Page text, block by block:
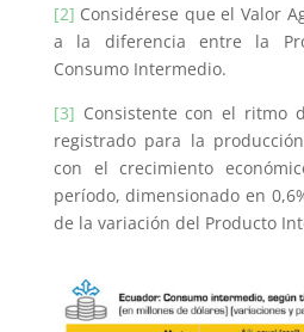
[2] Considérese que el Valor
a la diferencia entre la
Consumo Intermedio.
[3] Consistente con el ritmo
registrado para la
con el crecimiento
período, dimensionado en
de la variación del Producto